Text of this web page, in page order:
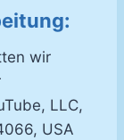
wir
LLC,
USA